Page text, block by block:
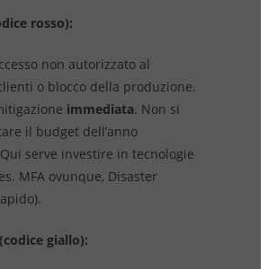
rosso):
non autorizzato al
o blocco della produzione.
immediata. Non si
il budget dell’anno
serve investire in tecnologie
MFA ovunque, Disaster
giallo):